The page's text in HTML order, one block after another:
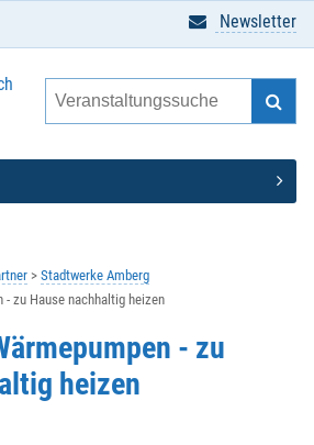
Newsletter
Stadtwerke Amberg
zu Hause nachhaltig heizen
- zu
heizen